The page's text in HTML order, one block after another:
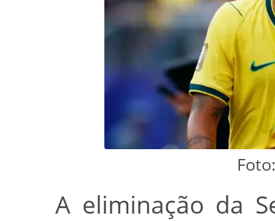
A eliminação da